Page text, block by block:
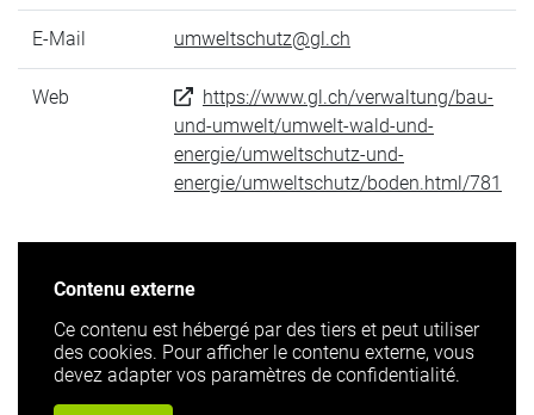
E-Mail umweltschutz@gl.ch
Web
https://www.gl.ch/verwaltung/bau-
und-umwelt/umwelt-wald-und-
energie/umweltschutz-und-
energie/umweltschutz/boden.html/781
Contenu externe
Ce contenu est hébergé par des tiers et peut utiliser
des cookies. Pour afficher le contenu externe, vous
devez adapter vos paramètres de confidentialité.